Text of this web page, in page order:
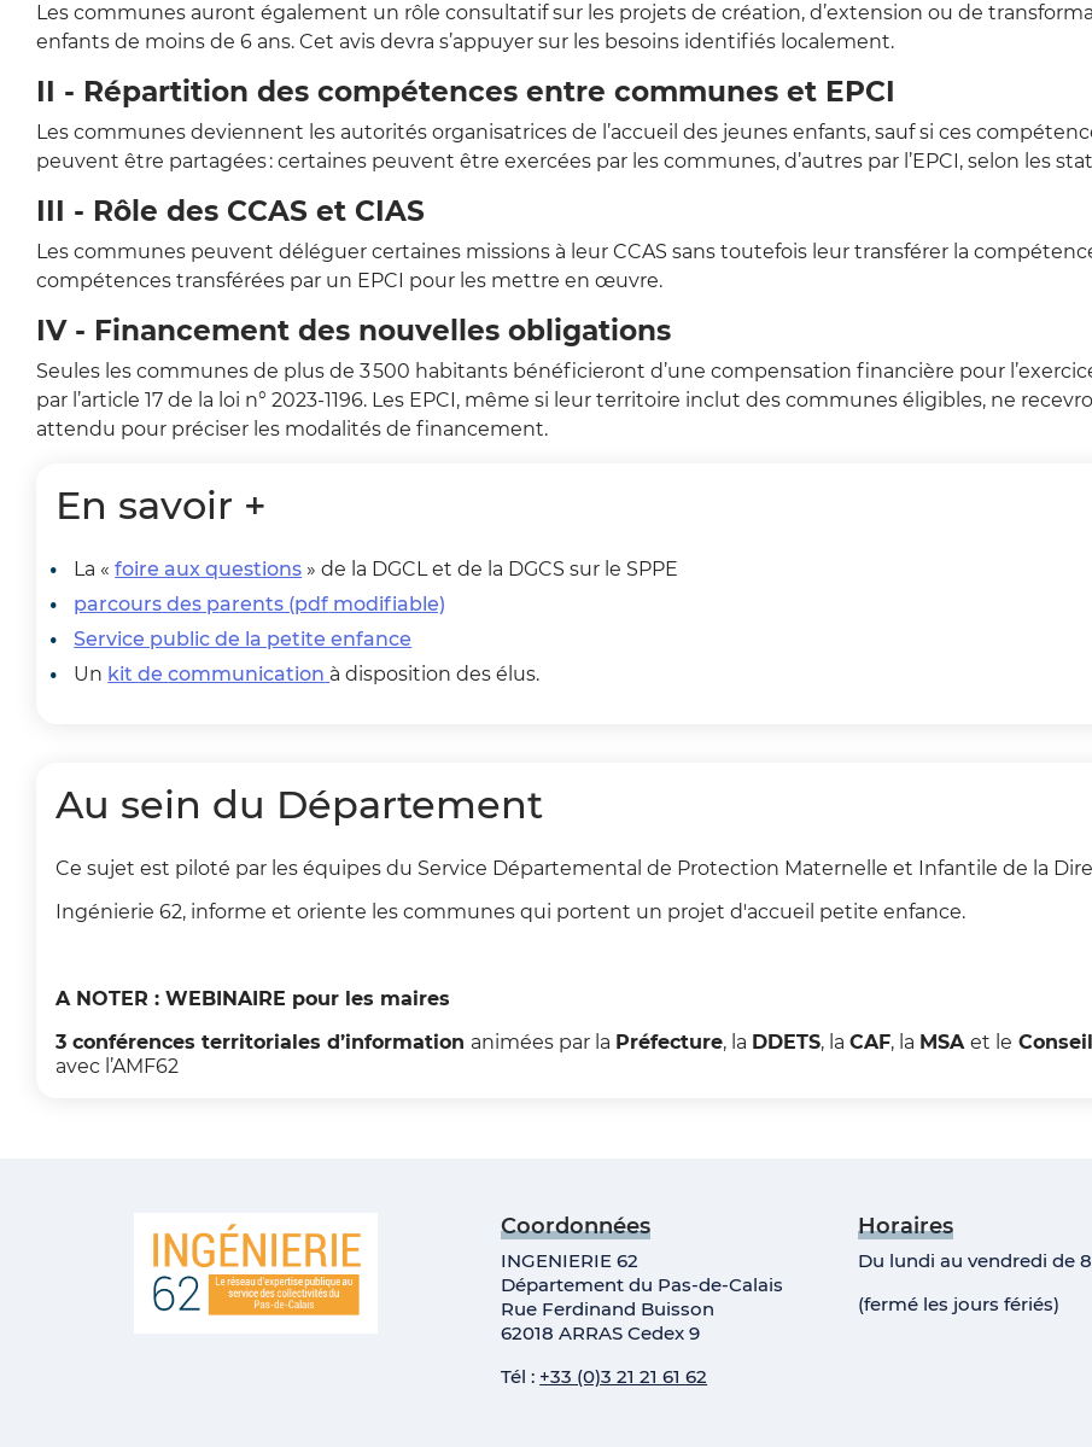
Les communes auront également un rôle consultatif sur les projets de création, d’extension ou de
enfants de moins de 6 ans. Cet avis devra s’appuyer sur les besoins identifiés localement.
II - Répartition des compétences entre communes et EPCI
Les communes deviennent les autorités organisatrices de l’accueil des jeunes enfants, sauf si ces
peuvent être partagées : certaines peuvent être exercées par les communes, d’autres par l’EPCI, selon les
III - Rôle des CCAS et CIAS
Les communes peuvent déléguer certaines missions à leur CCAS sans toutefois leur transférer la
compétences transférées par un EPCI pour les mettre en œuvre.
IV - Financement des nouvelles obligations
Seules les communes de plus de 3 500 habitants bénéficieront d’une compensation financière pour
par l’article 17 de la loi n° 2023-1196. Les EPCI, même si leur territoire inclut des communes éligibles, ne
attendu pour préciser les modalités de financement.
En savoir +
La «foire aux questions » de la DGCL et de la DGCS sur le SPPE
parcours des parents (pdf modifiable)
Service public de la petite enfance
Un kitdecommunication à disposition des élus.
Au sein du Département
Ce sujet est piloté par les équipes du Service Départemental de Protection Maternelle et Infantile de la
Ingénierie 62, informe et oriente les communes qui portent un projet d'accueil petite enfance.
A NOTER : WEBINAIRE pour les maires
3 conférences territoriales d’information animées par la Préfecture, la DDETS, la CAF, la MSA et le
avec l’AMF62
Coordonnées
INGENIERIE 62
Département du Pas-de-Calais
Rue Ferdinand Buisson
62018 ARRAS Cedex 9
Tél : +33 (0)3 21 21 61 62
Horaires
Du lundi au vendredi de
(fermé les jours fériés)